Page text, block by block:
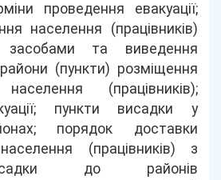
проведення евакуації;
населення (працівників)
засобами та виведення
(пункти) розміщення
(працівників);
пункти висадки у
порядок доставки
(працівників) з
до районів